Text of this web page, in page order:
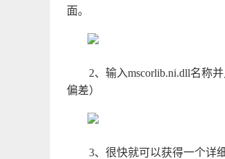
面。
2、输入mscorlib.ni.dll名称
偏差）
3、很快就可以获得一个详